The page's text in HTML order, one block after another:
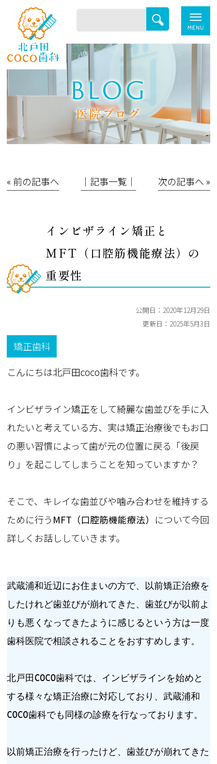
BLOG
医院ブログ
« 前の記事へ │記事一覧│ 次の記事へ »
インビザライン矯正と
MFT（口腔筋機能療法）の
重要性
公開日： 2020年12月29日
更新日： 2025年5月3日
矯正歯科
こんにちは北戸田coco歯科です。
インビザライン矯正をして綺麗な歯並びを手に入
れたいと考えている方、実は矯正治療後でもお口
の悪い習慣によって歯が元の位置に戻る「後戻
り」を起こしてしまうことを知っていますか？
そこで、キレイな歯並びや噛み合わせを維持する
ために行う MFT（口腔筋機能療法） について今回
詳しくお話ししていきます。
武蔵浦和近辺にお住まいの方で、以前矯正治療を
したけれど歯並びが崩れてきた、歯並びが以前よ
りも悪くなってきたように感じるという方は一度
歯科医院で相談されることをおすすめします。
北戸田COCO歯科では、インビザラインを始めと
する様々な矯正治療に対応しており、武蔵浦和
COCO歯科でも同様の診療を行なっております。
以前矯正治療を行ったけど、歯並びが崩れてきた